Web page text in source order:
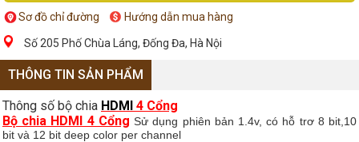
Sơ đồ chỉ đường Hướng dẫn mua hàng
Số 205 Phố Chùa Láng, Đống Đa, Hà Nội
THÔNG TIN SẢN PHẨM
Thông số bộ chia HDMI 4 Cổng
Bộ chia HDMI 4 Cổng Sử dụng phiên bản 1.4v, có hỗ trơ 8 bit,10
bit và 12 bit deep color per channel